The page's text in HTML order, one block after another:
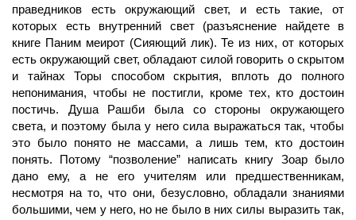
праведников есть окружающий свет, и есть такие, от
которых есть внутренний свет (разъяснение найдете в
книге Паним меирот (Сияющий лик). Те из них, от которых
есть окружающий свет, обладают силой говорить о скрытом
и тайнах Торы способом скрытия, вплоть до полного
непонимания, чтобы не постигли, кроме тех, кто достоин
постичь. Душа Рашби была со стороны окружающего
света, и поэтому была у него сила выражаться так, чтобы
это было понято не массами, а лишь тем, кто достоин
понять. Потому “позволение” написать книгу Зоар было
дано ему, а не его учителям или предшественникам,
несмотря на то, что они, безусловно, обладали знаниями
большими, чем у него, но не было в них силы выразить так,